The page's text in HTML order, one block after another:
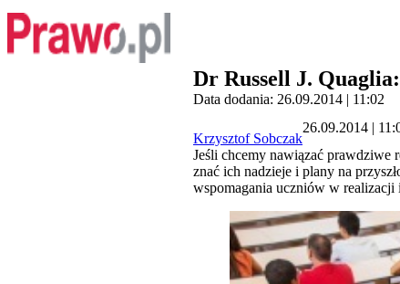
Dr Russell J.
Data dodania: 26.09.2014 | 11:02
Krzysztof Sobczak
26.09.2014 |
Jeśli chcemy nawiązać prawdziwe
znać ich nadzieje i plany na
wspomagania uczniów w realizacji